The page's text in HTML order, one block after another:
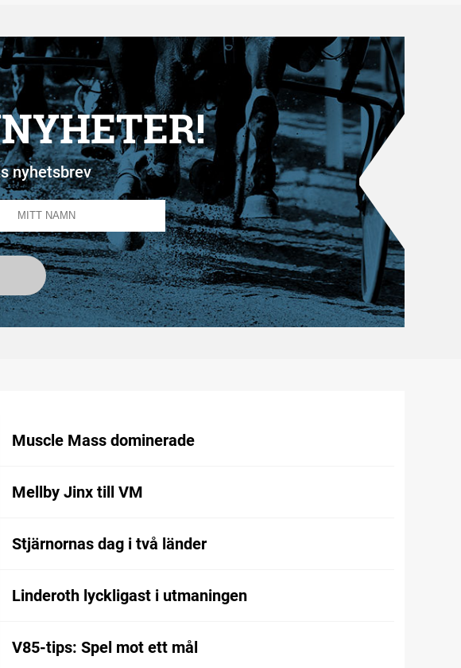
nyhetsbrev
Muscle Mass dominerade
Mellby Jinx till VM
Stjärnornas dag i två länder
Linderoth lyckligast i utmaningen
V85-tips: Spel mot ett mål